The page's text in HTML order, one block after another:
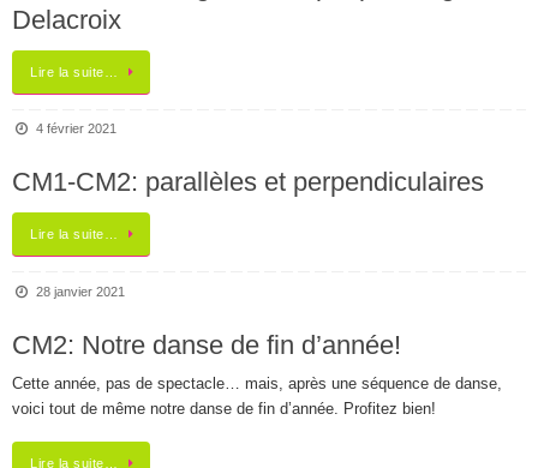
Delacroix
Lire la suite…
4 février 2021
CM1-CM2: parallèles et perpendiculaires
Lire la suite…
28 janvier 2021
CM2: Notre danse de fin d’année!
Cette année, pas de spectacle… mais, après une séquence de danse,
voici tout de même notre danse de fin d’année. Profitez bien!
Lire la suite…